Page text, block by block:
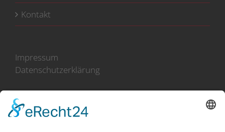
Kontakt
Impressum
Datenschutzerklärung